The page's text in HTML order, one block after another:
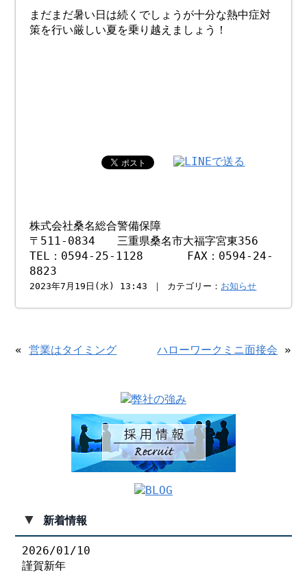
まだまだ暑い日は続くでしょうが十分な熱中症対
策を行い厳しい夏を乗り越えましょう！
株式会社桑名総合警備保障
〒511-0834 三重県桑名市大福字宮東356
TEL：0594-25-1128 FAX：0594-24-
8823
2023年7月19日(水) 13:43 ｜ カテゴリー： お知らせ
«営業はタイミング ハローワークミニ面接会 »
▼ 新着情報
2026/01/10
謹賀新年